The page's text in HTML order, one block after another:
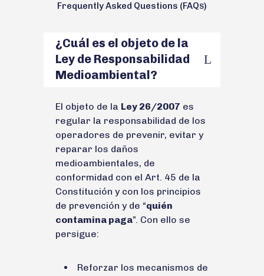
Frequently Asked Questions (FAQS)
¿Cuál es el objeto de la
Ley de Responsabilidad
Medioambiental?
El objeto de la Ley 26/2007 es
regular la responsabilidad de los
operadores de prevenir, evitar y
reparar los daños
medioambientales, de
conformidad con el Art. 45 de la
Constitución y con los principios
de prevención y de “quién
contamina paga”. Con ello se
persigue:
Reforzar los mecanismos de